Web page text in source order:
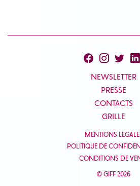
NEWSLETTER
PRESSE
CONTACTS
GRILLE
MENTIONS
POLITIQUE DE
CONDITIONS DE
© GIFF 2026